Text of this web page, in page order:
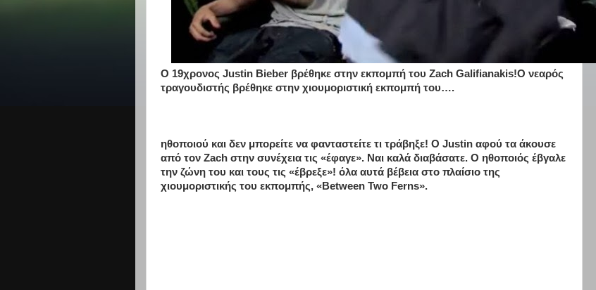
Ο 19χρονος Justin Bieber βρέθηκε στην εκπομπή του Zach Galifianakis!Ο νεαρός
τραγουδιστής βρέθηκε στην χιουμοριστική εκπομπή του….
ηθοποιού και δεν μπορείτε να φανταστείτε τι τράβηξε! Ο Justin αφού τα άκουσε
από τον Zach στην συνέχεια τις «έφαγε». Ναι καλά διαβάσατε. Ο ηθοποιός έβγαλε
την ζώνη του και τους τις «έβρεξε»! όλα αυτά βέβεια στο πλαίσιο της
χιουμοριστικής του εκπομπής, «Between Two Ferns».